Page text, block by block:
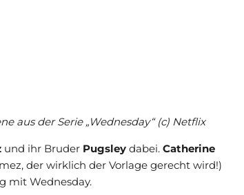
aus der Serie „Wednesday“ (c) Netflix
und ihr Bruder Pugsley dabei. Catherine
der wirklich der Vorlage gerecht wird!)
mit Wednesday.